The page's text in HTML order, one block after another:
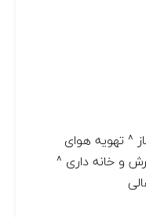
^ تهویه هوای
و خانه داری ^